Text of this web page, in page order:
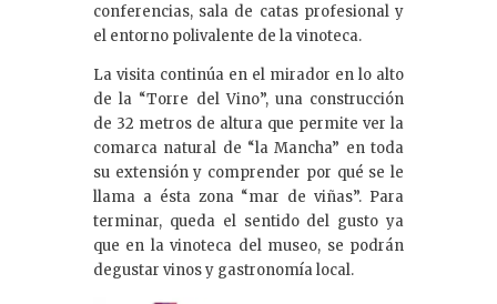
conferencias, sala de catas profesional y
el entorno polivalente de la vinoteca.
La visita continúa en el mirador en lo alto
de la “Torre del Vino”, una construcción
de 32 metros de altura que permite ver la
comarca natural de “la Mancha” en toda
su extensión y comprender por qué se le
llama a ésta zona “mar de viñas”. Para
terminar, queda el sentido del gusto ya
que en la vinoteca del museo, se podrán
degustar vinos y gastronomía local.